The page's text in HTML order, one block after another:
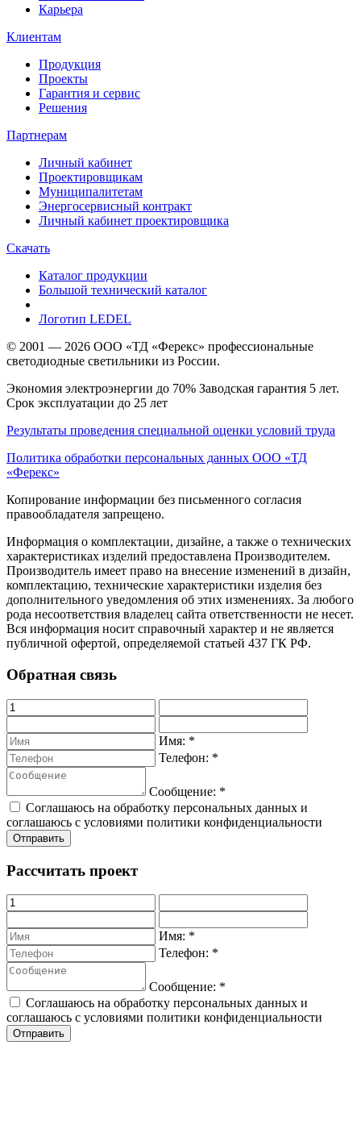
Карьера
Клиентам
Продукция
Проекты
Гарантия и сервис
Решения
Партнерам
Личный кабинет
Проектировщикам
Муниципалитетам
Энергосервисный контракт
Личный кабинет проектировщика
Скачать
Каталог продукции
Большой технический каталог
Логотип LEDEL
© 2001 — 2026 ООО «ТД «Ферекс» профессиональные
светодиодные светильники из России.
Экономия электроэнергии до 70% Заводская гарантия 5 лет.
Срок эксплуатации до 25 лет
Результаты проведения специальной оценки условий труда
Политика обработки персональных данных ООО «ТД
«Ферекс»
Копирование информации без письменного согласия
правообладателя запрещено.
Информация о комплектации, дизайне, а также о технических
характеристиках изделий предоставлена Производителем.
Производитель имеет право на внесение изменений в дизайн,
комплектацию, технические характеристики изделия без
дополнительного уведомления об этих изменениях. За любого
рода несоответствия владелец сайта ответственности не несет.
Вся информация носит справочный характер и не является
публичной офертой, определяемой статьей 437 ГК РФ.
Обратная связь
Имя: *
Телефон: *
Сообщение: *
Соглашаюсь на обработку персональных данных и
соглашаюсь с условиями политики конфиденциальности
Рассчитать проект
Имя: *
Телефон: *
Сообщение: *
Соглашаюсь на обработку персональных данных и
соглашаюсь с условиями политики конфиденциальности